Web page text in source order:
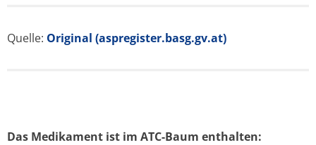
Quelle: Original (aspregister.basg.gv.at)
Das Medikament ist im ATC-Baum enthalten: